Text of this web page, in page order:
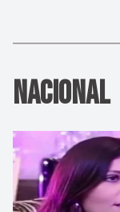
Nacional